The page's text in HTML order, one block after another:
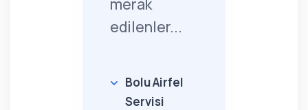
merak
edilenler...
Bolu Airfel
Servisi